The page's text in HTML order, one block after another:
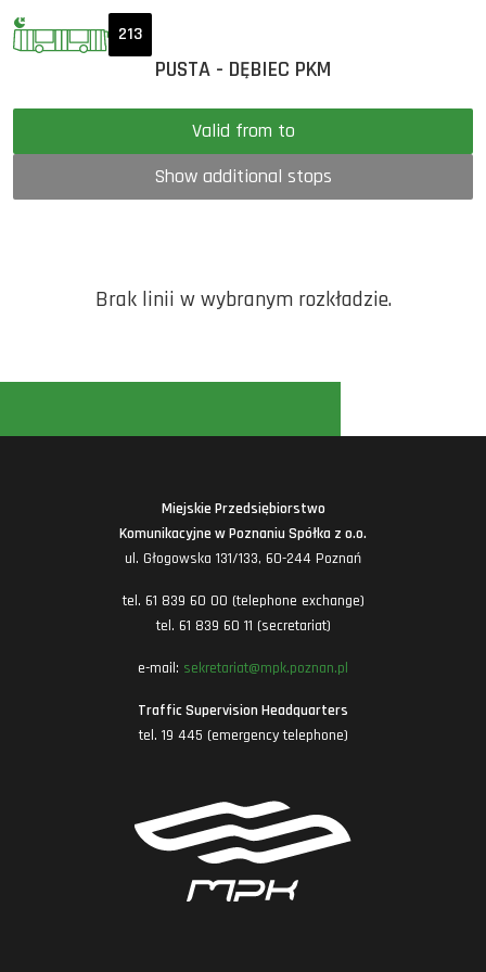
213
PUSTA - DĘBIEC PKM
Valid from to
Show additional stops
Brak linii w wybranym rozkładzie.
Miejskie Przedsiębiorstwo
Komunikacyjne w Poznaniu Spółka z o.o.
ul. Głogowska 131/133, 60-244 Poznań
tel. 61 839 60 00 (telephone exchange)
tel. 61 839 60 11 (secretariat)
e-mail: sekretariat@mpk.poznan.pl
Traffic Supervision Headquarters
tel. 19 445 (emergency telephone)